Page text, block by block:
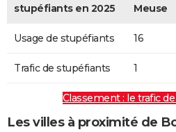
stupéfiants en 2025
Meuse
Usage de stupéfiants 16
Trafic de stupéfiants 1
Classement : le trafic
Les villes à proximité de